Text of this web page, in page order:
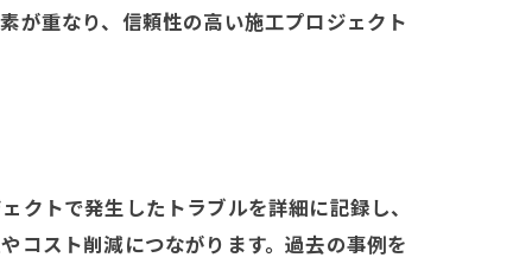
が重なり、信頼性の高い施工プロジェクト
クトで発生したトラブルを詳細に記録し、
コスト削減につながります。過去の事例を